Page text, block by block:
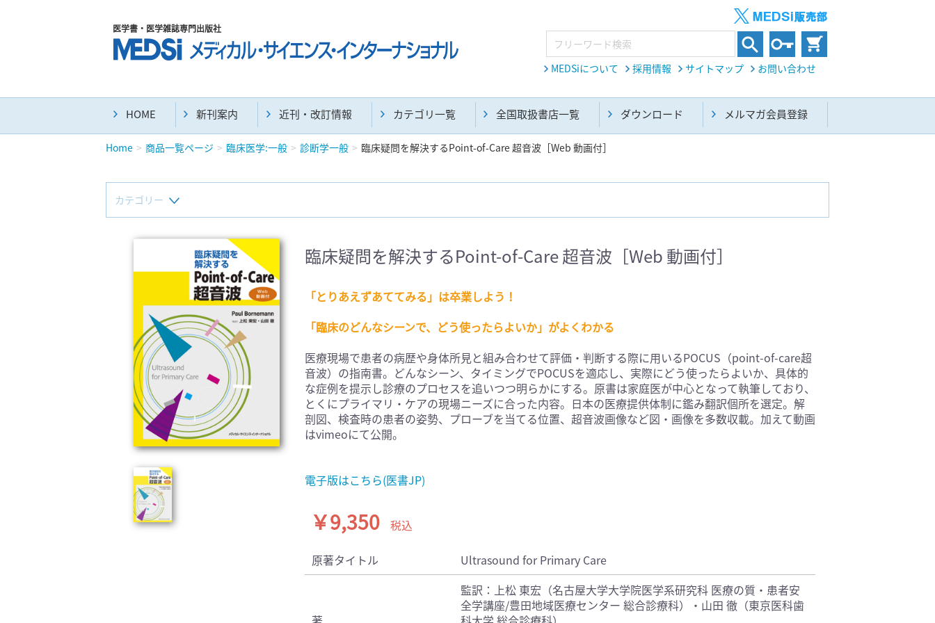
医学書・医学雑誌専門出版社
MEDSiについて 採用情報 サイトマップ お問い合わせ
HOME 新刊案内 近刊・改訂情報 カテゴリ一覧 全国取扱書店一覧 ダウンロード メルマガ会員登録
Home 商品一覧ページ 臨床医学:一般 診断学一般 臨床疑問を解決するPoint-of-Care 超音波［Web 動画付］
カテゴリー
新刊(直近6ヶ月)(24)
マニュアル(39)
臨床医学:一般(359) 臨床医学:内科系(407) 臨床医学:外科系(249)
基礎医学関連科学(80)
自然科学(25) 看護学(21)
歯科学(3)
栄養学(0) 薬学(7)
保健・体育(1)
衛生・公衆衛生学(14)
医学一般(91) マルチメディア(0)
臨床疑問を解決するPoint-of-Care 超音波［Web 動画付］
「とりあえずあててみる」は卒業しよう！
「臨床のどんなシーンで、どう使ったらよいか」がよくわかる
医療現場で患者の病歴や身体所見と組み合わせて評価・判断する際に用いるPOCUS（point-of-care超
音波）の指南書。どんなシーン、タイミングでPOCUSを適応し、実際にどう使ったらよいか、具体的
な症例を提示し診療のプロセスを追いつつ明らかにする。原書は家庭医が中心となって執筆しており、
とくにプライマリ・ケアの現場ニーズに合った内容。日本の医療提供体制に鑑み翻訳個所を選定。解
剖図、検査時の患者の姿勢、プローブを当てる位置、超音波画像など図・画像を多数収載。加えて動画
はvimeoにて公開。
電子版はこちら(医書JP)
￥9,350 税込
原著タイトル Ultrasound for Primary Care
監訳：上松 東宏（名古屋大学大学院医学系研究科 医療の質・患者安
全学講座/豊田地域医療センター 総合診療科）・山田 徹（東京医科歯